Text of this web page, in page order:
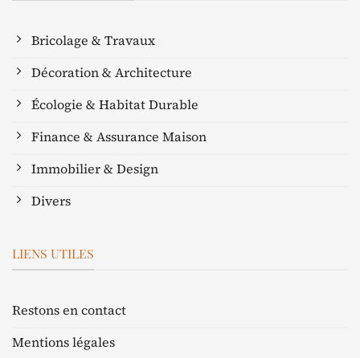
Bricolage & Travaux
Décoration & Architecture
Écologie & Habitat Durable
Finance & Assurance Maison
Immobilier & Design
Divers
LIENS UTILES
Restons en contact
Mentions légales